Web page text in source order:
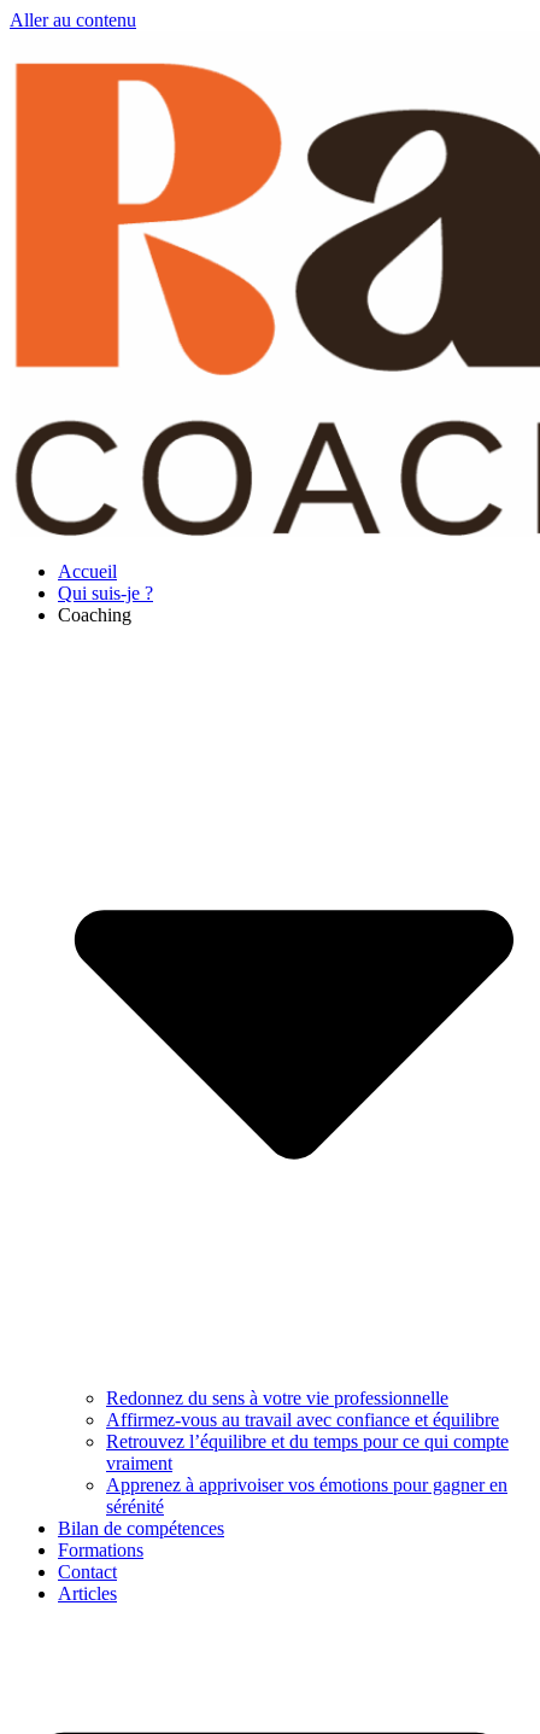
Aller au contenu
Accueil
Qui suis-je ?
Coaching
Redonnez du sens à votre vie professionnelle
Affirmez-vous au travail avec confiance et équilibre
Retrouvez l’équilibre et du temps pour ce qui compte
vraiment
Apprenez à apprivoiser vos émotions pour gagner en
sérénité
Bilan de compétences
Formations
Contact
Articles